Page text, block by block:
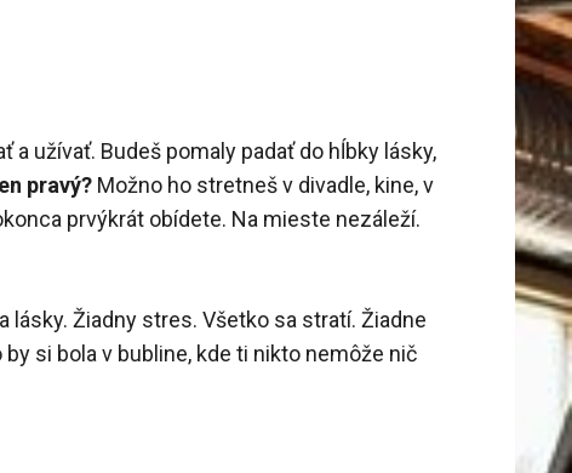
užívať. Budeš pomaly padať do hĺbky lásky,
pravý?Možno ho stretneš v divadle, kine, v
prvýkrát obídete. Na mieste nezáleží.
lásky. Žiadny stres. Všetko sa stratí. Žiadne
si bola v bubline, kde ti nikto nemôže nič